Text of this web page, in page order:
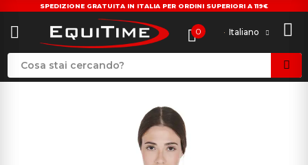
SPEDIZIONE GRATUITA IN ITALIA PER ORDINI SUPERIORI A 119€
0 Italiano